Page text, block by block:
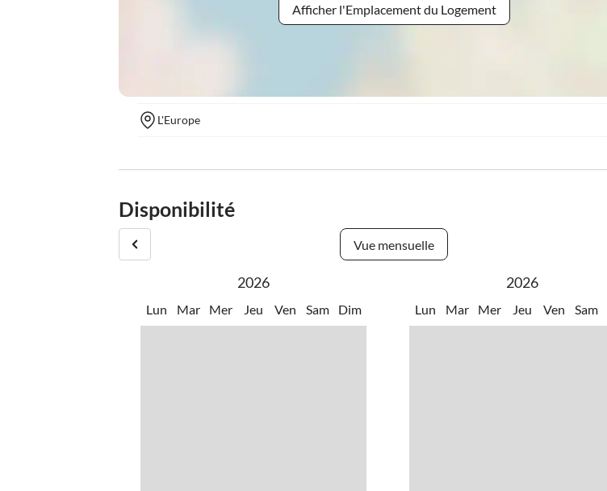
Afficher l'Emplacement du Logement
L'Europe
Disponibilité
Vue mensuelle
2026
Lun Mar Mer Jeu Ven Sam Dim
2026
Lun Mar Mer Jeu Ven Sam